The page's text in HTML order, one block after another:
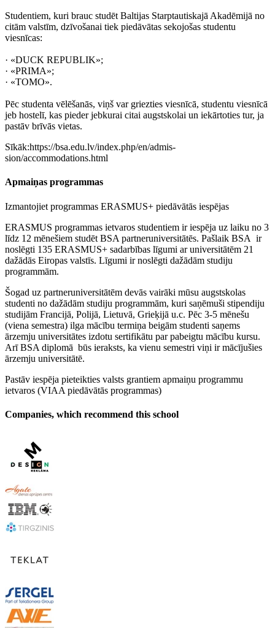
Studentiem, kuri brauc studēt Baltijas Starptautiskajā Akadēmijā no
citām valstīm, dzīvošanai tiek piedāvātas sekojošas studentu
viesnīcas:
· «DUCK REPUBLIK»;
· «PRIMA»;
· «TOMO».
Pēc studenta vēlēšanās, viņš var griezties viesnīcā, studentu viesnīcā
jeb hostelī, kas pieder jebkurai citai augstskolai un iekārtoties tur, ja
pastāv brīvās vietas.
Sīkāk:https://bsa.edu.lv/index.php/en/admis-
sion/accommodations.html
Apmaiņas programmas
Izmantojiet programmas ERASMUS+ piedāvātās iespējas
ERASMUS programmas ietvaros studentiem ir iespēja uz laiku no 3
līdz 12 mēnešiem studēt BSA partneruniversitātēs. Pašlaik BSA ir
noslēgti 135 ERASMUS+ sadarbības līgumi ar universitātēm 21
dažādās Eiropas valstīs. Līgumi ir noslēgti dažādām studiju
programmām.
Šogad uz partneruniversitātēm devās vairāki mūsu augstskolas
studenti no dažādām studiju programmām, kuri saņēmuši stipendiju
studijām Francijā, Polijā, Lietuvā, Grieķijā u.c. Pēc 3-5 mēnešu
(viena semestra) ilga mācību termiņa beigām studenti saņems
ārzemju universitātes izdotu sertifikātu par pabeigtu mācību kursu.
Arī BSA diplomā būs ieraksts, ka vienu semestri viņi ir mācījušies
ārzemju universitātē.
Pastāv iespēja pieteikties valsts grantiem apmaiņu programmu
ietvaros (VIAA piedāvātās programmas)
Companies, which recommend this school